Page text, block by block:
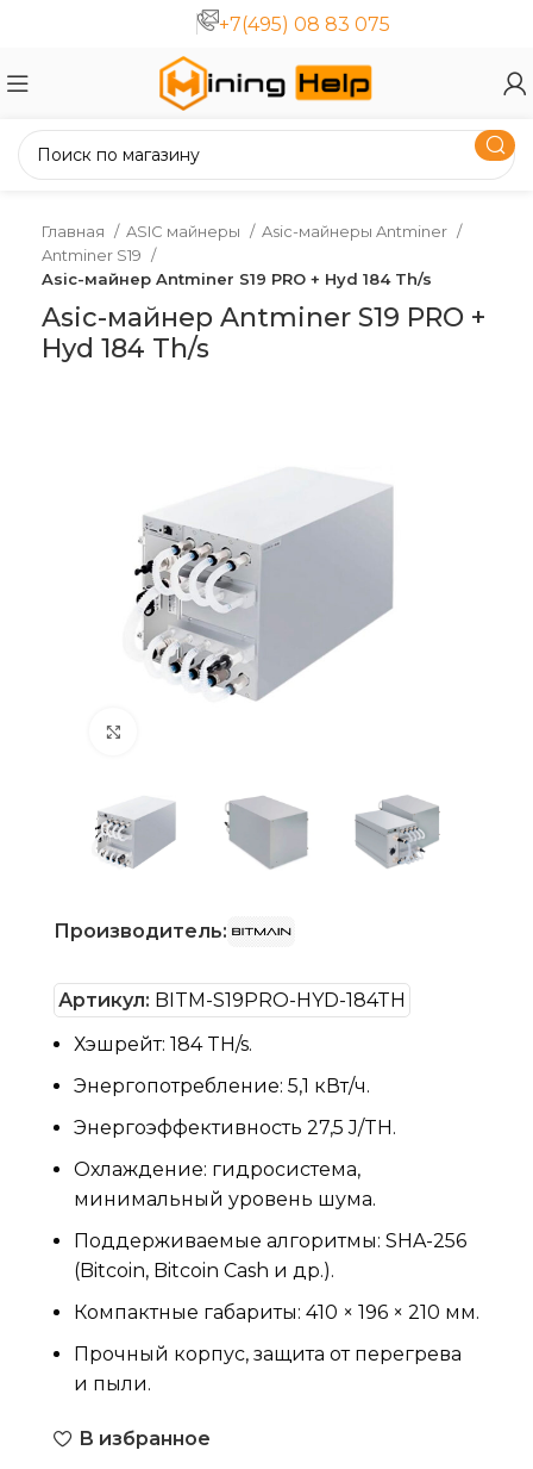
+7(495) 08 83 075
Главная ASIC майнеры
Asic-майнеры Antminer
Antminer S19
Asic-майнер Antminer S19 PRO + Hyd 184 Th/s
Asic-майнер Antminer S19 PRO +
Hyd 184 Th/s
Производитель:
Артикул: BITM-S19PRO-HYD-184TH
Хэшрейт: 184 TH/s.
Энергопотребление: 5,1 кВт/ч.
Энергоэффективность 27,5 J/TH.
Охлаждение: гидросистема,
минимальный уровень шума.
Поддерживаемые алгоритмы: SHA-256
(Bitcoin, Bitcoin Cash и др.).
Компактные габариты: 410 × 196 × 210 мм.
Прочный корпус, защита от перегрева
и пыли.
В избранное